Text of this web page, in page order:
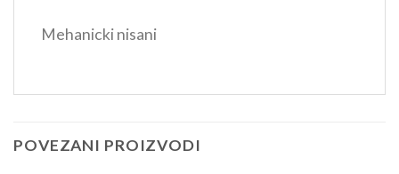
Mehanicki nisani
POVEZANI PROIZVODI